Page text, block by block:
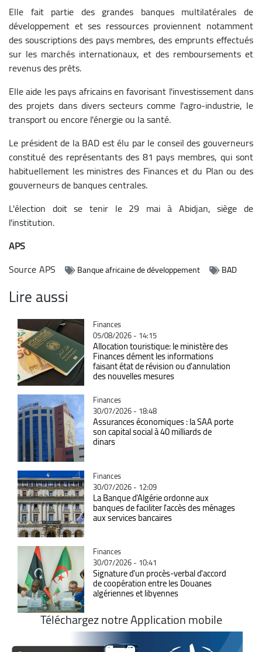
Elle fait partie des grandes banques multilatérales de
développement et ses ressources proviennent notamment
des souscriptions des pays membres, des emprunts effectués
sur les marchés internationaux, et des remboursements et
revenus des prêts.
Elle aide les pays africains en favorisant l'investissement dans
des projets dans divers secteurs comme l'agro-industrie, le
transport ou encore l'énergie ou la santé.
Le président de la BAD est élu par le conseil des gouverneurs
constitué des représentants des 81 pays membres, qui sont
habituellement les ministres des Finances et du Plan ou des
gouverneurs de banques centrales.
L'élection doit se tenir le 29 mai à Abidjan, siège de
l'institution.
APS
SourceAPS Banque africaine de développement BAD
Lire aussi
Catégorie
Finances
05/08/2026 - 14:15
Allocation touristique: le ministère des
Finances dément les informations
faisant état de révision ou d'annulation
des nouvelles mesures
Catégorie
Finances
30/07/2026 - 18:48
Assurances économiques : la SAA porte
son capital social à 40 milliards de
dinars
Catégorie
Finances
30/07/2026 - 12:09
La Banque d'Algérie ordonne aux
banques de faciliter l'accès des ménages
aux services bancaires
Catégorie
Finances
30/07/2026 - 10:41
Signature d'un procès-verbal d'accord
de coopération entre les Douanes
algériennes et libyennes
Téléchargez notre Application mobile